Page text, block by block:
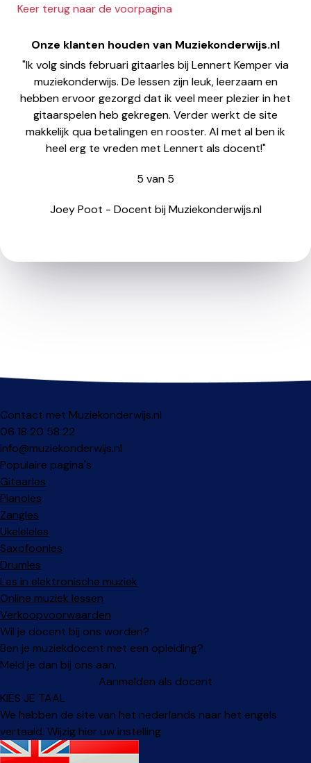
Keer terug naar de voorpagina
Onze klanten houden van Muziekonderwijs.nl
"Ik volg sinds februari gitaarles bij Lennert Kemper via
muziekonderwijs. De lessen zijn leuk, leerzaam en
hebben ervoor gezorgd dat ik veel meer plezier in het
gitaarspelen heb gekregen. Verder werkt de site
makkelijk qua betalingen en rooster. Al met al ben ik
heel erg te vreden met Lennert als docent!"
5 van 5
Joey Poot - Docent bij Muziekonderwijs.nl
Contact met Muziekonderwijs.nl
06 18 20 58 22
info@muziekonderwijs.nl
Populaire pagina's
Gitaarles
Pianoles
Zangles
Ukeleleles
Saxofoonles
Drumles
Les in elektronische muziek
Online muziek lessen
Verkoopvoorwaarden
Wil je docent bij ons worden?
Ben je muziekdocent met een opleiding?
Meld je dan bij ons aan.
Aanmelden als docent
KIES JE TAAL
We hebben de site van het nederlands naar het engels
vertaald. Wijzig hier uw instelling